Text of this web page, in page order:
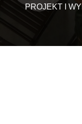
PROJEKT I